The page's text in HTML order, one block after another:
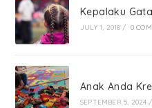
Kepalaku
JULY 1, 2018 / 0
Anak Anda
SEPTEMBER 5, 2024 /